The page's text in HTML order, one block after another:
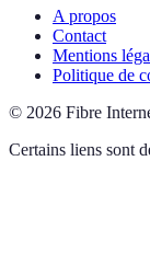
A propos
Contact
Mentions
Politique de
© 2026 Fibre
Certains liens sont